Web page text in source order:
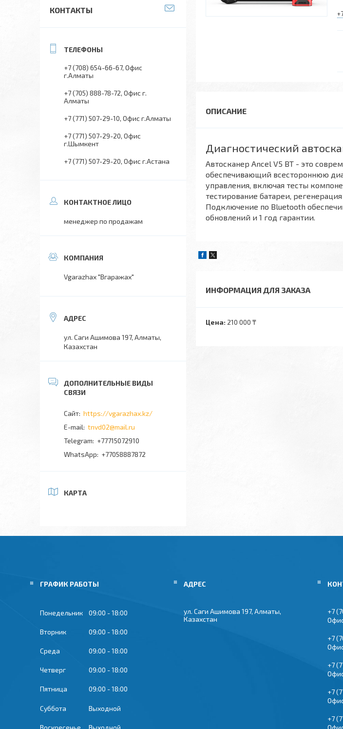
Диагностический
Автосканер Ancel V5 BT - это
обеспечивающий всестороннюю
управления, включая тесты
тестирование батареи,
Подключение по Bluetooth
обновлений и 1 год гарантии.
ИНФОРМАЦИЯ ДЛЯ ЗАКАЗА
Цена: 210 000 ₸
КОНТАКТЫ
+7 (708) 654-66-67 Офис
г.Алматы
+7 (705) 888-78-72 Офис г.
Алматы
+7 (771) 507-29-10 Офис г.Алматы
+7 (771) 507-29-20 Офис
г.Шымкент
+7 (771) 507-29-20 Офис г.Астана
менеджер по продажам
Vgarazhax "Вгаражах"
ул. Саги Ашимова 197, Алматы,
Казахстан
https://vgarazhax.kz/
tnvd02@mail.ru
+77715072910
+77058887872
КАРТА
ГРАФИК РАБОТЫ
Понедельник 09:00 18:00
Вторник 09:00 18:00
Среда 09:00 18:00
Четверг 09:00 18:00
Пятница 09:00 18:00
Суббота Выходной
Воскресенье Выходной
ул. Саги Ашимова 197, Алматы,
Казахстан
+7
+7
+7
+7
+7